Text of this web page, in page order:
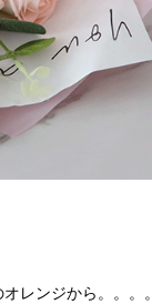
レンジから。。。。